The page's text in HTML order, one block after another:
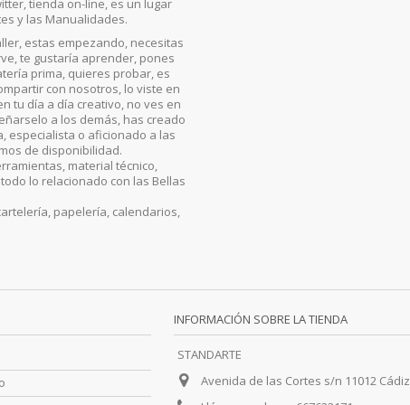
tienda on-line, es un lugar
y las Manualidades.
estas empezando, necesitas
te gustaría aprender, pones
prima, quieres probar, es
con nosotros, lo viste en
tu día a día creativo, no ves en
a los demás, has creado
especialista o aficionado a las
de disponibilidad.
material técnico,
lo relacionado con las Bellas
papelería, calendarios,
INFORMACIÓN SOBRE LA TIENDA
STANDARTE
Avenida de las Cortes s/n 11012 Cádiz